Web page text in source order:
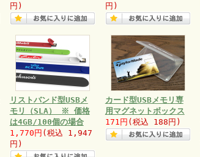
円)
円)
リストバンド型USBメ
モリ（SLA） ※ 価格
は4GB/100個の場合
1,770円 (税込 1,947
円)
カード型USBメモリ専
用マグネットボックス
171円 (税込 188円)